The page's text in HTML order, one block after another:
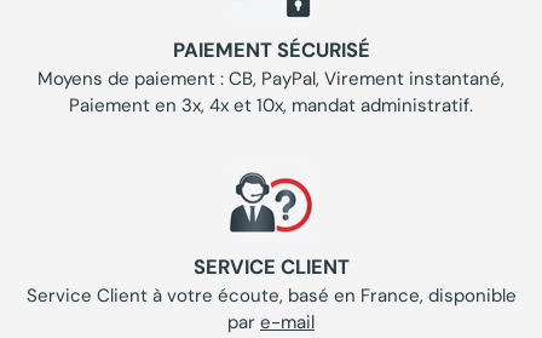
PAIEMENT SÉCURISÉ
Moyens de paiement : CB, PayPal, Virement instantané,
Paiement en 3x, 4x et 10x, mandat administratif.
SERVICE CLIENT
Service Client à votre écoute, basé en France, disponible
par e-mail